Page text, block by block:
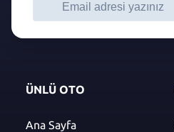
ÜNLÜ OTO
Ana Sayfa